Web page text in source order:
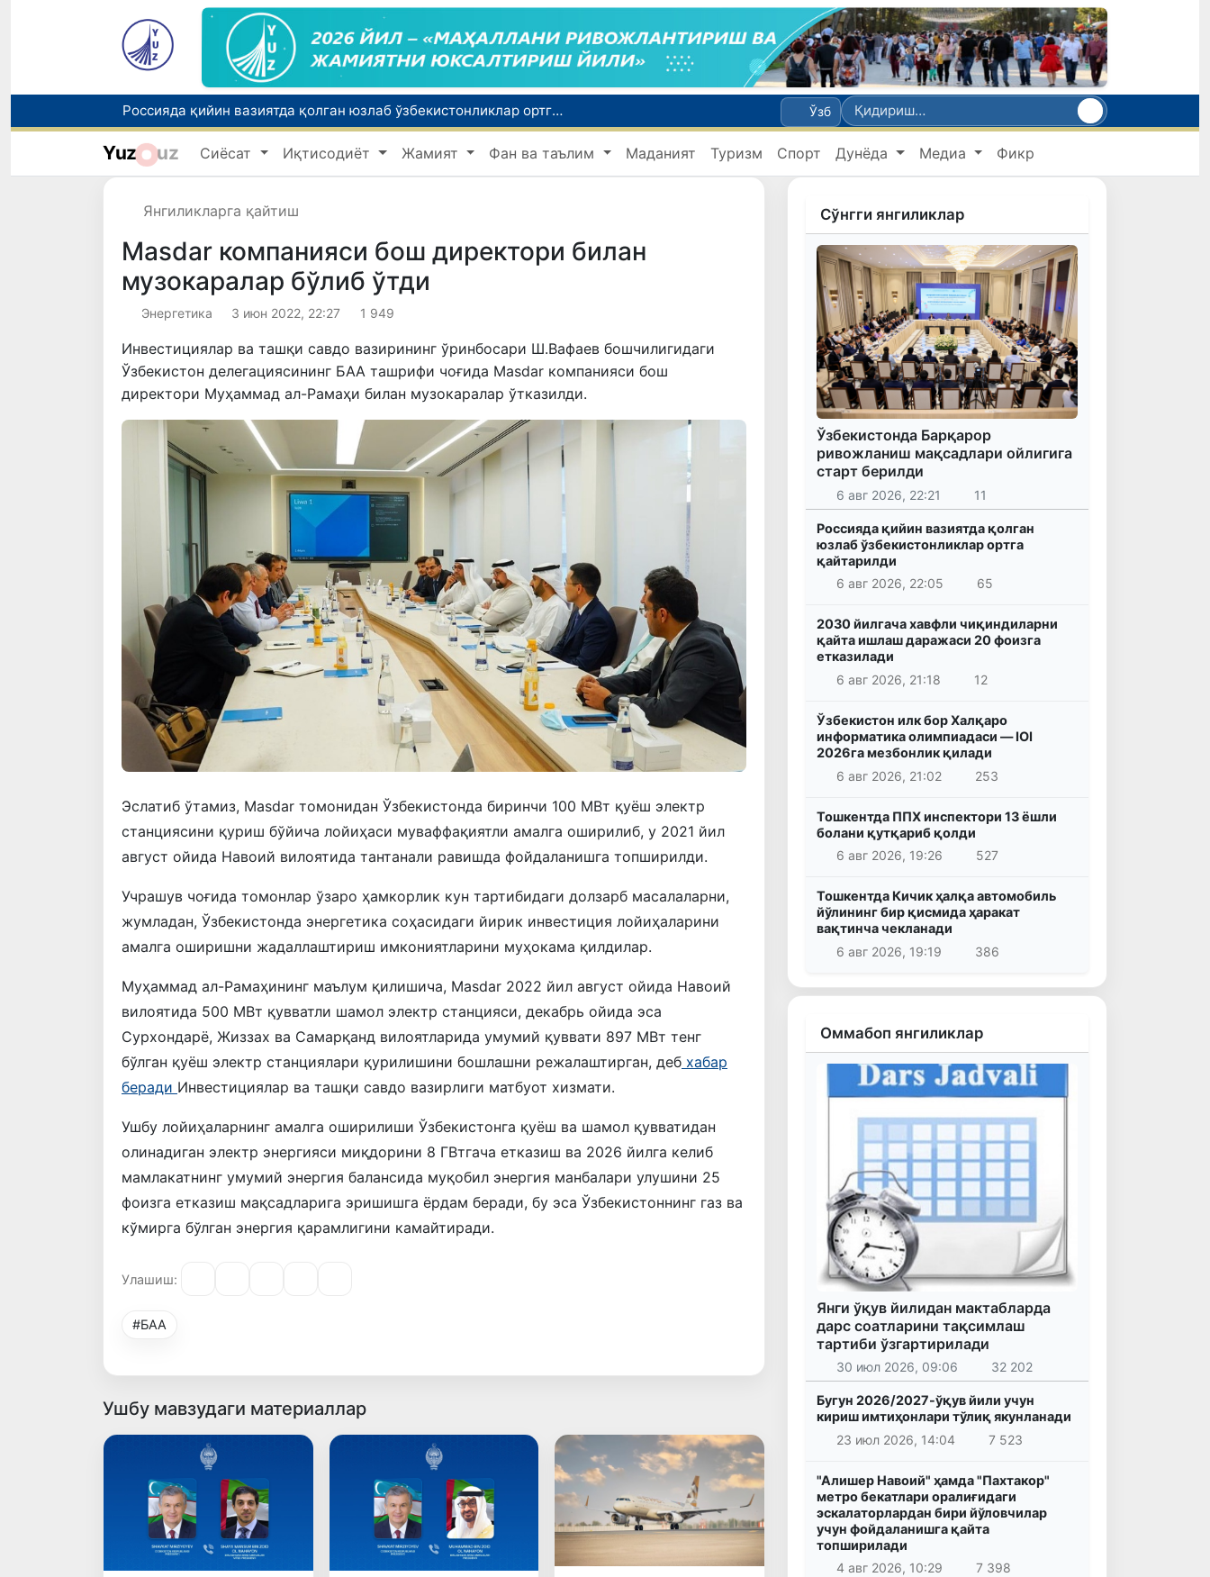
Россияда қийин вазиятда қолган юзлаб ўзбекистонликлар ортга қайтарилди
2030 йилгача хавфли чиқиндиларни қайта ишлаш даражаси 20 фоизга етказилади
Ўзбекистон илк бор Халқаро информатика олимпиадаси — IOI 2026га мезбонлик қилади
Ўзб
Yuz uz Сиёсат Иқтисодиёт Жамият Фан ва таълим Маданият Туризм Спорт Дунёда Медиа Фикр
Янгиликларга қайтиш
Masdar компанияси бош директори билан
музокаралар бўлиб ўтди
Энергетика 3 июн 2022, 22:27 1 949
Инвестициялар ва ташқи савдо вазирининг ўринбосари Ш.Вафаев бошчилигидаги
Ўзбекистон делегациясининг БАА ташрифи чоғида Masdar компанияси бош
директори Муҳаммад ал-Рамаҳи билан музокаралар ўтказилди.
Эслатиб ўтамиз, Masdar томонидан Ўзбекистонда биринчи 100 МВт қуёш электр
станциясини қуриш бўйича лойиҳаси муваффақиятли амалга оширилиб, у 2021 йил
август ойида Навоий вилоятида тантанали равишда фойдаланишга топширилди.
Учрашув чоғида томонлар ўзаро ҳамкорлик кун тартибидаги долзарб масалаларни,
жумладан, Ўзбекистонда энергетика соҳасидаги йирик инвестиция лойиҳаларини
амалга оширишни жадаллаштириш имкониятларини муҳокама қилдилар.
Муҳаммад ал-Рамаҳининг маълум қилишича, Masdar 2022 йил август ойида Навоий
вилоятида 500 МВт қувватли шамол электр станцияси, декабрь ойида эса
Сурхондарё, Жиззах ва Самарқанд вилоятларида умумий қуввати 897 МВт тенг
бўлган қуёш электр станциялари қурилишини бошлашни режалаштирган, деб хабар
беради Инвестициялар ва ташқи савдо вазирлиги матбуот хизмати.
Ушбу лойиҳаларнинг амалга оширилиши Ўзбекистонга қуёш ва шамол қувватидан
олинадиган электр энергияси миқдорини 8 ГВтгача етказиш ва 2026 йилга келиб
мамлакатнинг умумий энергия балансида муқобил энергия манбалари улушини 25
фоизга етказиш мақсадларига эришишга ёрдам беради, бу эса Ўзбекистоннинг газ ва
кўмирга бўлган энергия қарамлигини камайтиради.
Улашиш:
#БАА
Ушбу мавзудаги материаллар
Сўнгги янгиликлар
Ўзбекистонда Барқарор
ривожланиш мақсадлари ойлигига
старт берилди
6 авг 2026, 22:21 11
Россияда қийин вазиятда қолган
юзлаб ўзбекистонликлар ортга
қайтарилди
6 авг 2026, 22:05
65
2030 йилгача хавфли чиқиндиларни
қайта ишлаш даражаси 20 фоизга
етказилади
6 авг 2026, 21:18
12
Ўзбекистон илк бор Халқаро
информатика олимпиадаси — IOI
2026га мезбонлик қилади
6 авг 2026, 21:02
253
Тошкентда ППХ инспектори 13 ёшли
болани қутқариб қолди
6 авг 2026, 19:26
527
Тошкентда Кичик ҳалқа автомобиль
йўлининг бир қисмида ҳаракат
вақтинча чекланади
6 авг 2026, 19:19
386
Оммабоп янгиликлар
Янги ўқув йилидан мактабларда
дарс соатларини тақсимлаш
тартиби ўзгартирилади
30 июл 2026, 09:06 32 202
Бугун 2026/2027-ўқув йили учун
кириш имтиҳонлари тўлиқ якунланади
23 июл 2026, 14:04
7 523
"Алишер Навоий" ҳамда "Пахтакор"
метро бекатлари оралиғидаги
эскалаторлардан бири йўловчилар
учун фойдаланишга қайта
топширилади
4 авг 2026, 10:29
7 398